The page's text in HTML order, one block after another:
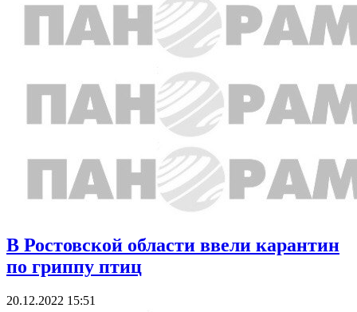
В Ростовской области ввели карантин
по гриппу птиц
20.12.2022 15:51